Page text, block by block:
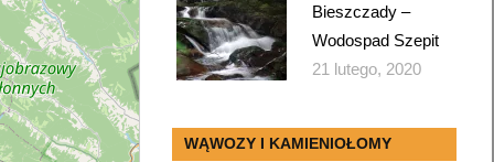
Bieszczady –
Wodospad Szepit
21 lutego, 2020
WĄWOZY I KAMIENIOŁOMY